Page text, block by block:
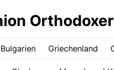
Bulgarien Griechenland